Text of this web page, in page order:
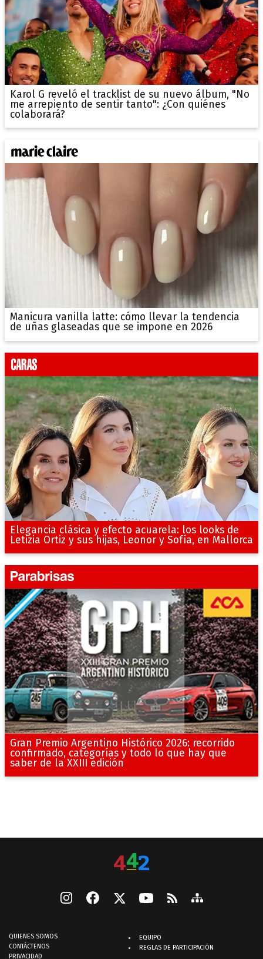
Karol G reveló el tracklist de su nuevo álbum, "No
me arrepiento de sentir tanto": ¿Con quiénes
colaborará?
Manicura vanilla latte: cómo llevar la tendencia
de uñas glaseadas que se impone en 2026
Elegancia clásica y efecto acuarela: los looks de
Letizia Ortiz y sus hijas, Leonor y Sofía, en Mallorca
Gran Premio Argentino Histórico 2026: recorrido
confirmado, categorías y todo lo que hay que
saber de la XXIII edición
QUIENES SOMOS
CONTÁCTENOS
PRIVACIDAD
EQUIPO
REGLAS DE PARTICIPACIÓN